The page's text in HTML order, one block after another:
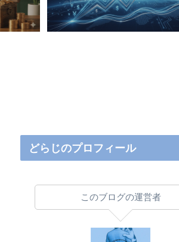
どらじのプロフィール
このブログの運営者